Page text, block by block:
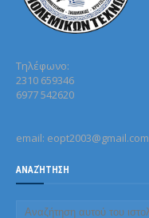
Τηλέφωνo:
2310 659346
6977 542620
email: eopt2003@gmail.com
ΑΝΑΖΉΤΗΣΗ